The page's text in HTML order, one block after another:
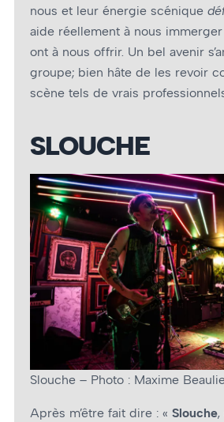
nous et leur énergie scénique
aide réellement à nous immerger
ont à nous offrir. Un bel avenir
groupe; bien hâte de les revoir
scène tels de vrais
SLOUCHE
Slouche – Photo : Maxime
Après m’être fait dire : « Slouche,